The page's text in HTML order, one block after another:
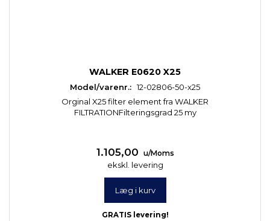
WALKER E0620 X25
Model/varenr.: 12-02806-50-x25
Orginal X25 filter element fra WALKER
FILTRATIONFilteringsgrad 25 my
1.105,00 u/Moms
ekskl. levering
Læg i kurv
GRATIS levering!